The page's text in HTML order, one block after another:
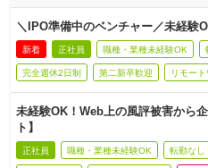
＼IPO準備中のベンチャー／未経験
新着 正社員 職種・業種未経験OK
完全週休2日制 第二新卒歓迎 リモー
未経験OK！Web上の風評被害から
ト】
正社員 職種・業種未経験OK 転勤なし